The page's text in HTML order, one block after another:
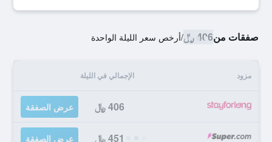
صفقات من406 ﷼ /أرخص سعر الليلة الواحدة
مزود الإجمالي في الليلة
406 ﷼ عرض الصفقة
451 ﷼ عرض الصفقة